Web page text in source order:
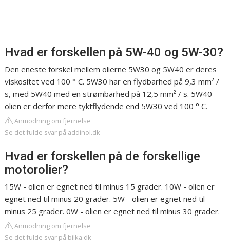
Hvad er forskellen på 5W-40 og 5W-30?
Den eneste forskel mellem olierne 5W30 og 5W40 er deres
viskositet ved 100 ° C. 5W30 har en flydbarhed på 9,3 mm² /
s, med 5W40 med en strømbarhed på 12,5 mm² / s. 5W40-
olien er derfor mere tyktflydende end 5W30 ved 100 ° C.
Anmodning om fjernelse
Se det fulde svar på addinol.dk
Hvad er forskellen på de forskellige
motorolier?
15W - olien er egnet ned til minus 15 grader. 10W - olien er
egnet ned til minus 20 grader. 5W - olien er egnet ned til
minus 25 grader. 0W - olien er egnet ned til minus 30 grader.
Anmodning om fjernelse
Se det fulde svar på bilka.dk